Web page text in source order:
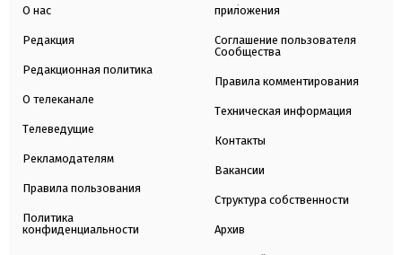
О нас
Редакция
Редакционная политика
О телеканале
Телеведущие
Рекламодателям
Правила пользования
Политика
конфиденциальности
приложения
Соглашение пользователя
Сообщества
Правила комментирования
Техническая информация
Контакты
Вакансии
Структура собственности
Архив